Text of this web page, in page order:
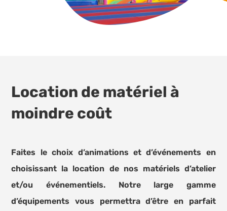
Location de matériel à
moindre coût
Faites le choix d’animations et d’événements en
choisissant la location de nos matériels d’atelier
et/ou événementiels. Notre large gamme
d’équipements vous permettra d’être en parfait